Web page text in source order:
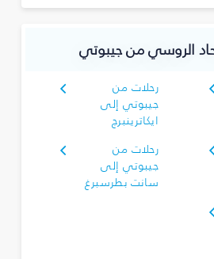
الروسي من جيبوتي
رحلات من
جيبوتي إلى
ايكاترينبرج
رحلات من
جيبوتي إلى
سانت بطرسبرغ